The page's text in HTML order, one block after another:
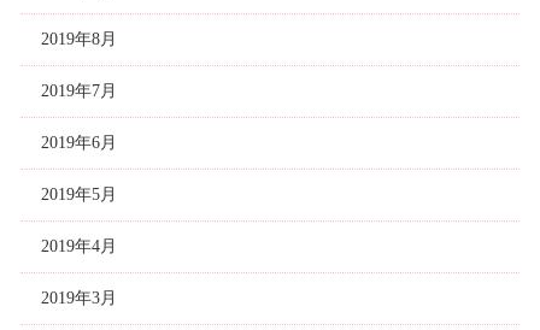
2019年8月
2019年7月
2019年6月
2019年5月
2019年4月
2019年3月